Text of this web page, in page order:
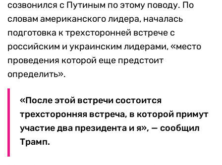
созвонился с Путиным по этому поводу. По
словам американского лидера, началась
подготовка к трехсторонней встрече с
российским и украинским лидерами, «место
проведения которой еще предстоит
определить».
«После этой встречи состоится
трехсторонняя встреча, в которой примут
участие два президента и я», — сообщил
Трамп.